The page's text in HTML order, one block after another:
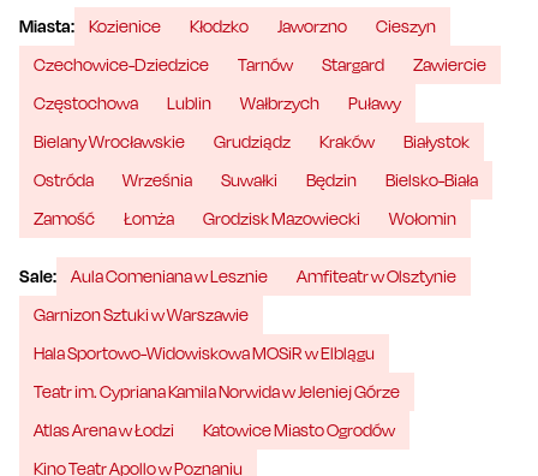
Miasta: Kozienice Kłodzko Jaworzno
Cieszyn
Czechowice-Dziedzice
Tarnów Stargard
Zawiercie
Częstochowa
Lublin Wałbrzych
Puławy
Bielany Wrocławskie
Grudziądz Kraków
Białystok
Ostróda
Września Suwałki Będzin
Bielsko-Biała
Zamość
Łomża Grodzisk Mazowiecki Wołomin
Sale: Aula Comeniana w Lesznie
Amfiteatr w Olsztynie
Garnizon Sztuki w Warszawie
Hala Sportowo-Widowiskowa MOSiR w Elblągu
Teatr im. Cypriana Kamila Norwida w Jeleniej Górze
Atlas Arena w Łodzi
Katowice Miasto Ogrodów
Kino Teatr Apollo w Poznaniu